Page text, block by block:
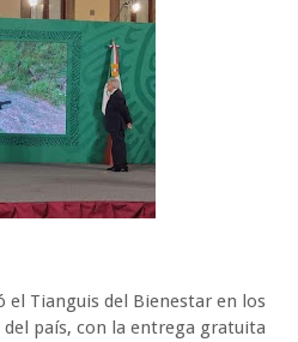
el Tianguis del Bienestar en los
país, con la entrega gratuita